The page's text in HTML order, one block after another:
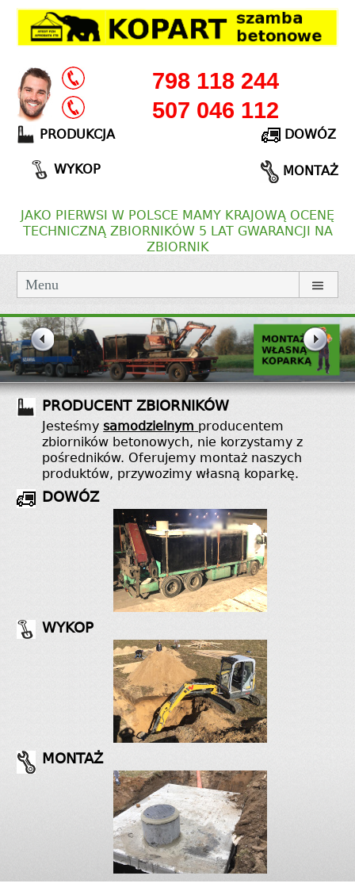
798 118 244
507 046 112
PRODUKCJA
WYKOP
DOWÓZ
MONTAŻ
JAKO PIERWSI W POLSCE MAMY KRAJOWĄ OCENĘ
TECHNICZNĄ ZBIORNIKÓW 5 LAT GWARANCJI NA
ZBIORNIK
Menu
PRODUCENT ZBIORNIKÓW
Jesteśmysamodzielnymproducentem
zbiorników betonowych, nie korzystamy z
pośredników. Oferujemy montaż naszych
produktów, przywozimy własną koparkę.
DOWÓZ
WYKOP
MONTAŻ